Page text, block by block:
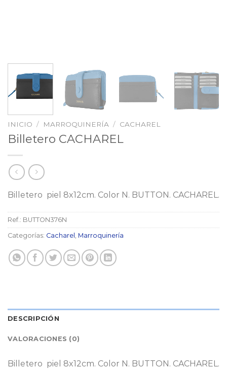
INICIO / MARROQUINERÍA / CACHAREL
Billetero CACHAREL
Billetero piel 8x12cm. Color N. BUTTON. CACHAREL.
Ref.: BUTTON376N
Categorías: Cacharel Marroquinería
DESCRIPCIÓN
VALORACIONES (0)
Billetero piel 8x12cm. Color N. BUTTON. CACHAREL.